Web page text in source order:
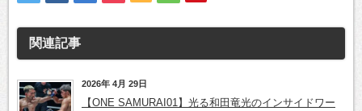
関連記事
2026年 4月 29日
【ONE SAMURAI01】光る和田竜光のインサイドワー